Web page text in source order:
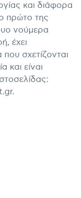
και διάφορα
πρώτο της
νούμερα
έχει
σχετίζονται
και είναι